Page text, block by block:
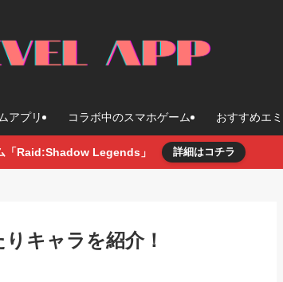
アプリ コラボ中のスマホゲーム おすすめエ
「Raid:Shadow Legends」 詳細はコチラ
キャラを紹介！